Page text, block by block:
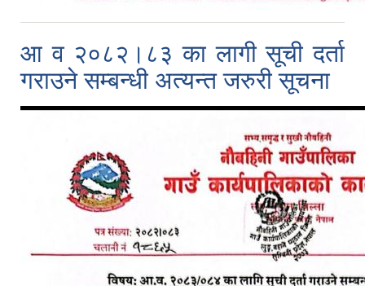
आ व २०८२।८३ का लागी सूची दर्ता
गराउने सम्बन्धी अत्यन्त जरुरी सूचना